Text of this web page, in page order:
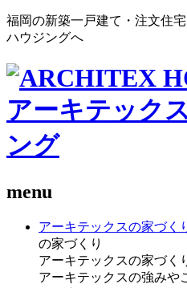
福岡の新築一戸建て・注文住
ハウジングへ
menu
アーキテックスの家づく
の家づくり
アーキテックスの家づく
アーキテックスの強みや